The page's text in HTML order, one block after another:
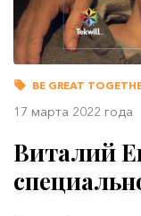
BE GREAT
17 марта 2022 года
Виталий